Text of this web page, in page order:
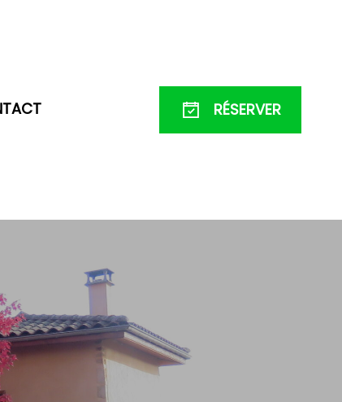
RÉSERVER